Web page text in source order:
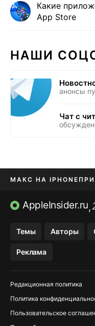
Какие
App Store
НАШИ
анонсы
Чат с
МАКС НА IPHONE
TIKTOK НА IPHONE
AppleInsider.ru,
Темы Авторы
Реклама
Редакционная политика
Политика
Пользовательское